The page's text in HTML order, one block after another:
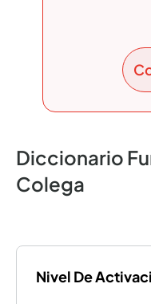
Diccionario
Colega
Nivel De